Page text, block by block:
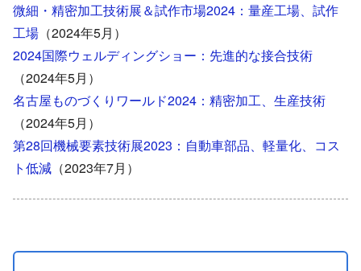
微細・精密加工技術展＆試作市場2024：量産工場、試作
工場 （2024年5月）
2024国際ウェルディングショー：先進的な接合技術
（2024年5月）
名古屋ものづくりワールド2024：精密加工、生産技術
（2024年5月）
第28回機械要素技術展2023：自動車部品、軽量化、コス
ト低減 （2023年7月）